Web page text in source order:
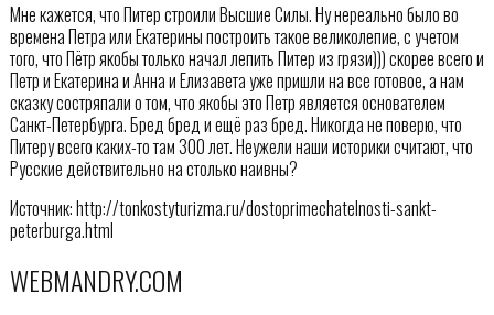
Мне кажется, что Питер строили Высшие Силы. Ну нереально было во
времена Петра или Екатерины построить такое великолепие, с учетом
того, что Пётр якобы только начал лепить Питер из грязи))) скорее всего и
Петр и Екатерина и Анна и Елизавета уже пришли на все готовое, а нам
сказку состряпали о том, что якобы это Петр является основателем
Санкт-Петербурга. Бред бред и ещё раз бред. Никогда не поверю, что
Питеру всего каких-то там 300 лет. Неужели наши историки считают, что
Русские действительно на столько наивны?
Источник: http://tonkostyturizma.ru/dostoprimechatelnosti-sankt-
peterburga.html
WEBMANDRY.COM